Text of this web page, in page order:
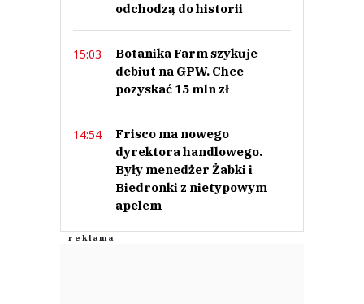
odchodzą do historii
15:03
Botanika Farm szykuje
debiut na GPW. Chce
pozyskać 15 mln zł
14:54
Frisco ma nowego
dyrektora handlowego.
Były menedżer Żabki i
Biedronki z nietypowym
apelem